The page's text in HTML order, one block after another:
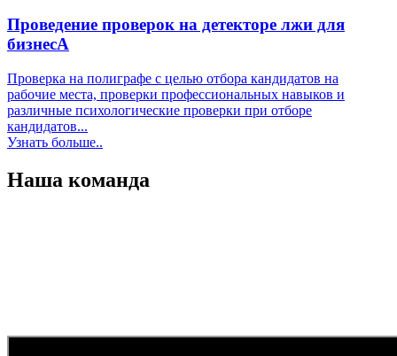
Проведение проверок на детекторе лжи для
бизнесА
Проверка на полиграфе с целью отбора кандидатов на
рабочие места, проверки профессиональных навыков и
различные психологические проверки при отборе
кандидатов...
Узнать больше..
Наша команда